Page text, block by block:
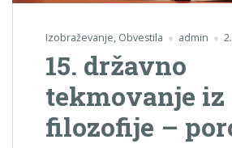
Izobraževanje, Obvestila admin
15. državno
tekmovanje iz
filozofije –